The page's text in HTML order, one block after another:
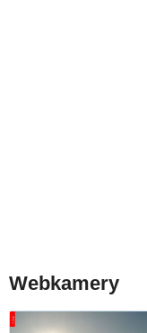
Webkamery